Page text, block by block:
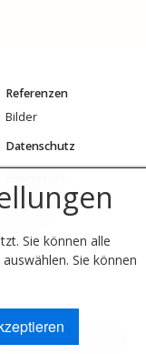
Referenzen
Bilder
Datenschutz
Kontakt
AGB
© 2022 Metallbau Fritze
Sie können alle
Sie können